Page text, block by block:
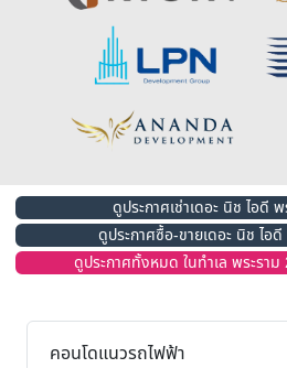
ดูประกาศเช่าเดอะ นิช ไอดี
ดูประกาศซื้อ-ขายเดอะ นิช ไอ
ดูประกาศทั้งหมด ในทำเล พระรา
คอนโดแนวรถไฟฟ้า